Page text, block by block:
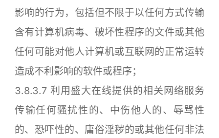
影响的行为，包括但不限于以任何方式传输
含有计算机病毒、破坏性程序的文件或其他
任何可能对他人计算机或互联网的正常运转
造成不利影响的软件或程序；
3.8.3.7 利用盛大在线提供的相关网络服务
传输任何骚扰性的、中伤他人的、辱骂性
的、恐吓性的、庸俗淫秽的或其他任何非法